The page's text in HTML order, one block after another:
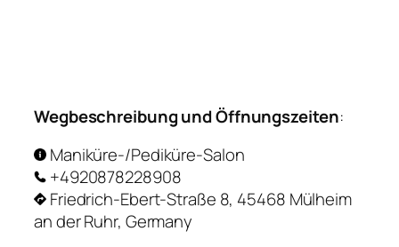
Wegbeschreibung und Öffnungszeiten:
Maniküre-/Pediküre-Salon
+4920878228908
Friedrich-Ebert-Straße 8, 45468 Mülheim
an der Ruhr, Germany